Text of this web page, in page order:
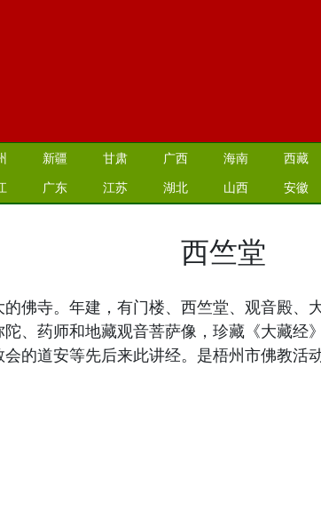
新疆 甘肃 广西 海南 西藏
广东 江苏 湖北 山西 安徽
西竺堂
佛寺。年建，有门楼、西竺堂、观音殿
、药师和地藏观音菩萨像，珍藏《大藏经
的道安等先后来此讲经。是梧州市佛教活动